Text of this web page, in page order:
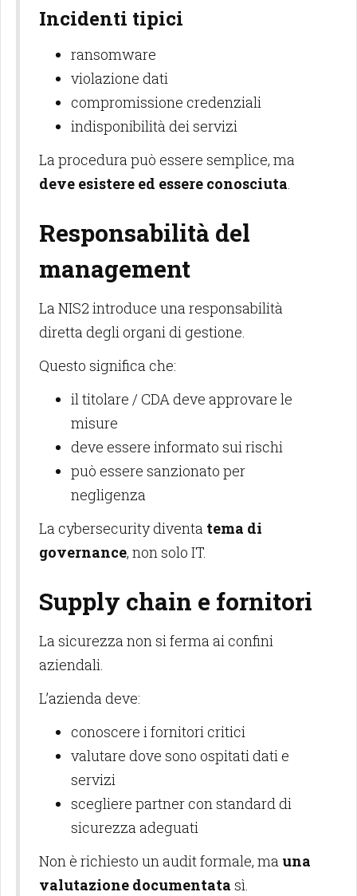
Incidenti tipici
ransomware
violazione dati
compromissione credenziali
indisponibilità dei servizi
La procedura può essere semplice, ma
deve esistere ed essere conosciuta
Responsabilità del
management
La NIS2 introduce una responsabilità
diretta degli organi di gestione.
Questo significa che:
il titolare / CDA deve approvare le
misure
deve essere informato sui rischi
può essere sanzionato per
negligenza
La cybersecurity diventa tema di
governance, non solo IT.
Supply chain e fornitori
La sicurezza non si ferma ai confini
aziendali.
L’azienda deve:
conoscere i fornitori critici
valutare dove sono ospitati dati e
servizi
scegliere partner con standard di
sicurezza adeguati
Non è richiesto un audit formale, ma una
valutazione documentata sì.